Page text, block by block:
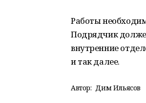
Работы
Подрядчик
внутренние
и так далее.
Автор: Дим Ильясов